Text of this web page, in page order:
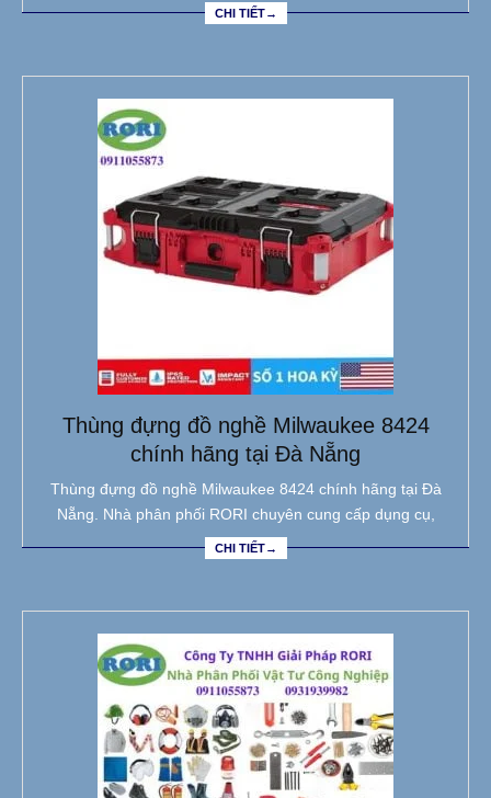
CHI TIẾT→
Thùng đựng đồ nghề Milwaukee 8424
chính hãng tại Đà Nẵng
Thùng đựng đồ nghề Milwaukee 8424 chính hãng tại Đà
Nẵng. Nhà phân phối RORI chuyên cung cấp dụng cụ,
CHI TIẾT→